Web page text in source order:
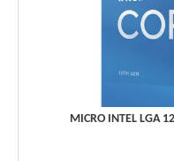
MICRO INTEL LGA